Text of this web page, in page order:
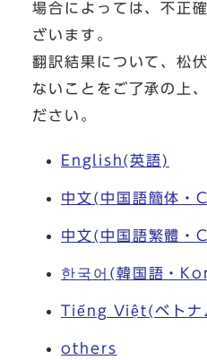
場合によっては、不正
ざいます。
翻訳結果について、松
ないことをご了承の上
ださい。
English(英語)
中文(中国語簡体・
中文(中国語繁體・
한국어(韓国語・
Tiếng Việt(ベト
others